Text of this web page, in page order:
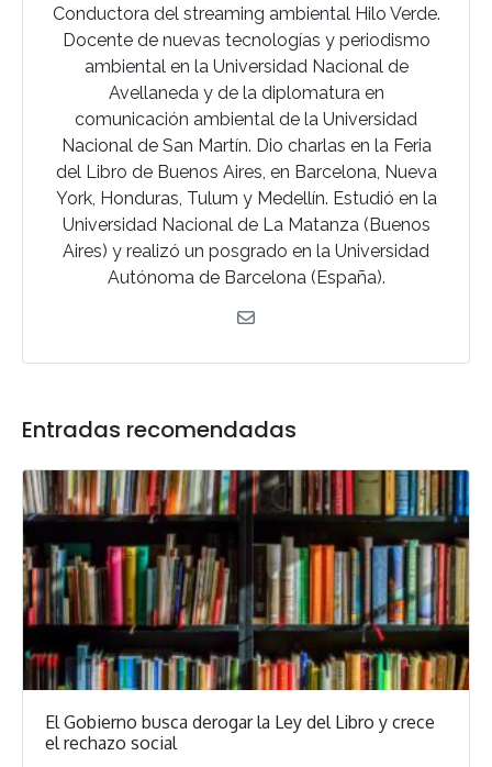
Conductora del streaming ambiental Hilo Verde.
Docente de nuevas tecnologías y periodismo
ambiental en la Universidad Nacional de
Avellaneda y de la diplomatura en
comunicación ambiental de la Universidad
Nacional de San Martín. Dio charlas en la Feria
del Libro de Buenos Aires, en Barcelona, Nueva
York, Honduras, Tulum y Medellín. Estudió en la
Universidad Nacional de La Matanza (Buenos
Aires) y realizó un posgrado en la Universidad
Autónoma de Barcelona (España).
Entradas recomendadas
El Gobierno busca derogar la Ley del Libro y crece
el rechazo social